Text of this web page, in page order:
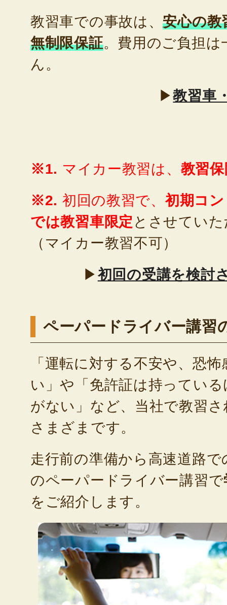
教習車での事故は、安心の教
無制限保証。費用のご負担は
ん。
▶教習車
※1. マイカー教習は、 教習
※2. 初回の教習で、初期コ
では教習車限定 とさせてい
（マイカー教習不可）
▶初回の受講を検討
ペーパードライバー講習
「運転に対する不安や、恐
い」や「免許証は持ってい
がない」など、当社で教習
さまざまです。
走行前の準備から高速道路
のペーパードライバー講習で
をご紹介します。